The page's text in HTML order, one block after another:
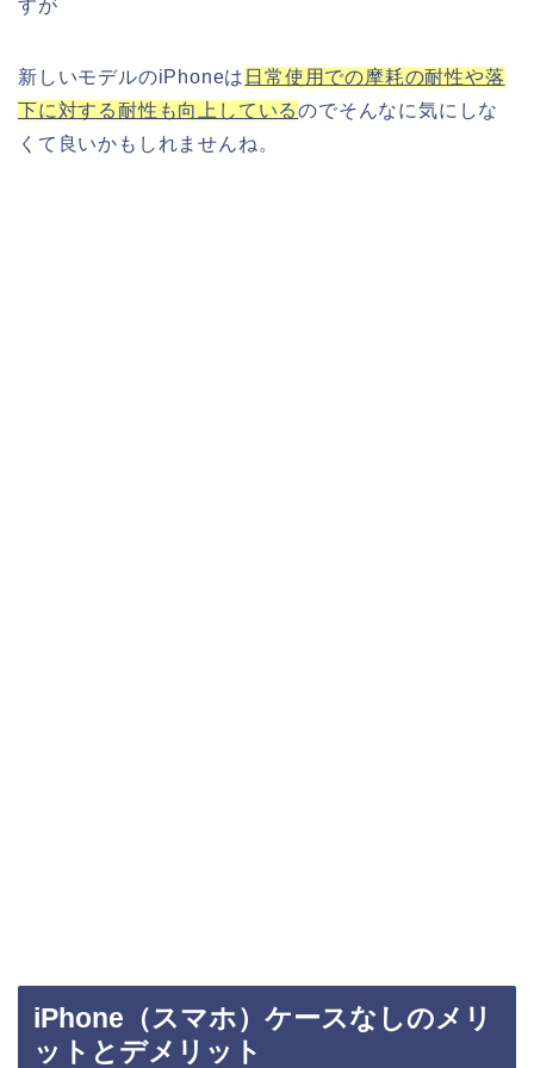
すが
新しいモデルのiPhoneは 日常使用での摩耗の耐性や落
下に対する耐性も向上しているのでそんなに気にしな
くて良いかもしれませんね。
iPhone（スマホ）ケースなしのメリ
ットとデメリット